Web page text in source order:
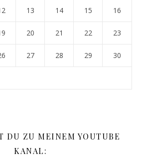
13 14 15 16
20 21 22 23
27 28 29 30
DU ZU MEINEM YOUTUBE
KANAL: